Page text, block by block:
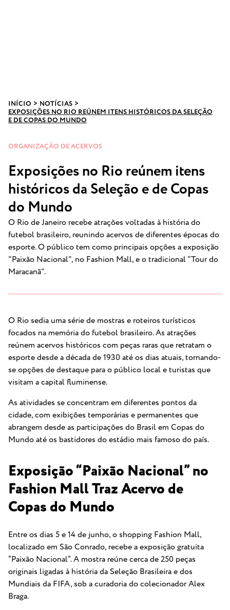
INÍCIO > NOTÍCIAS >
EXPOSIÇÕES NO RIO REÚNEM ITENS HISTÓRICOS DA SELEÇÃO
E DE COPAS DO MUNDO
ORGANIZAÇÃO DE ACERVOS
Exposições no Rio reúnem itens
históricos da Seleção e de Copas
do Mundo
O Rio de Janeiro recebe atrações voltadas à história do
futebol brasileiro, reunindo acervos de diferentes épocas do
esporte. O público tem como principais opções a exposição
"Paixão Nacional", no Fashion Mall, e o tradicional "Tour do
Maracanã".
O Rio sedia uma série de mostras e roteiros turísticos
focados na memória do futebol brasileiro. As atrações
reúnem acervos históricos com peças raras que retratam o
esporte desde a década de 1930 até os dias atuais, tornando-
se opções de destaque para o público local e turistas que
visitam a capital fluminense.
As atividades se concentram em diferentes pontos da
cidade, com exibições temporárias e permanentes que
abrangem desde as participações do Brasil em Copas do
Mundo até os bastidores do estádio mais famoso do país.
Exposição “Paixão Nacional” no
Fashion Mall Traz Acervo de
Copas do Mundo
Entre os dias 5 e 14 de junho, o shopping Fashion Mall,
localizado em São Conrado, recebe a exposição gratuita
“Paixão Nacional”. A mostra reúne cerca de 250 peças
originais ligadas à história da Seleção Brasileira e dos
Mundiais da FIFA, sob a curadoria do colecionador Alex
Braga.